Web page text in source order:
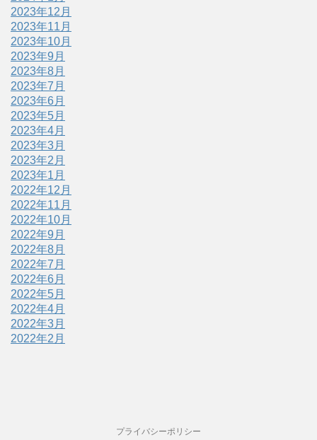
2023年12月
2023年11月
2023年10月
2023年9月
2023年8月
2023年7月
2023年6月
2023年5月
2023年4月
2023年3月
2023年2月
2023年1月
2022年12月
2022年11月
2022年10月
2022年9月
2022年8月
2022年7月
2022年6月
2022年5月
2022年4月
2022年3月
2022年2月
プライバシーポリシー